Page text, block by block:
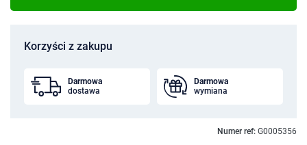
Korzyści z zakupu
Darmowa
dostawa
Darmowa
wymiana
Numer ref: G0005356